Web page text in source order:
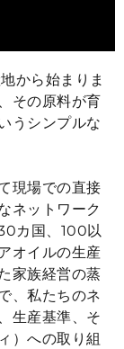
から始まりま
その原料が育
うシンプルな
現場での直接
ネットワーク
カ国、100以
オイルの生産
家族経営の蒸
、私たちのネ
生産基準、そ
）への取り組